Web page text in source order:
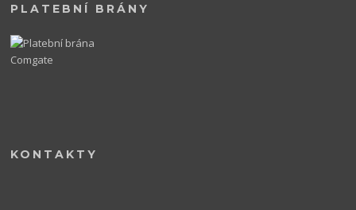
PLATEBNÍ BRÁNY
KONTAKTY